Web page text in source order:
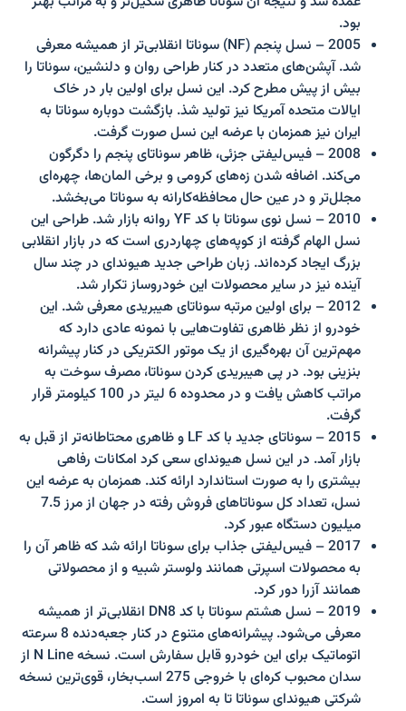
بود.
2005 – نسل پنجم (NF) سوناتا انقلابی‌تر از همیشه معرفی
شد. آپشن‌های متعدد در کنار طراحی روان و دلنشین، سوناتا را
بیش از پیش مطرح کرد. این نسل برای اولین بار در خاک
ایالات متحده آمریکا نیز تولید شذ. بازگشت دوباره سوناتا به
ایران نیز همزمان با عرضه این نسل صورت گرفت.
2008 – فیس‌لیفتی جزئی، ظاهر سوناتای پنجم را دگرگون
می‌کند. اضافه شدن زه‌های کرومی و برخی المان‌ها، چهره‌ای
مجلل‌تر و در عین حال محافظه‌کارانه به سوناتا می‌بخشد.
2010 – نسل نوی سوناتا با کد YF روانه بازار شد. طراحی این
نسل الهام گرفته از کوپه‌های چهاردری است که در بازار انقلابی
بزرگ ایجاد کرده‌اند. زبان طراحی جدید هیوندای در چند سال
آینده نیز در سایر محصولات این خودروساز تکرار شد.
2012 – برای اولین مرتبه سوناتای هیبریدی معرفی شد. این
خودرو از نظر ظاهری تفاوت‌هایی با نمونه عادی دارد که
مهم‌ترین آن بهره‌گیری از یک موتور الکتریکی در کنار پیشرانه
بنزینی بود. در پی هیبریدی کردن سوناتا، مصرف سوخت به
مراتب کاهش یافت و در محدوده 6 لیتر در 100 کیلومتر قرار
گرفت.
2015 – سوناتای جدید با کد LF و ظاهری محتاطانه‌تر از قبل به
بازار آمد. در این نسل هیوندای سعی کرد امکانات رفاهی
بیشتری را به صورت استاندارد ارائه کند. همزمان به عرضه این
نسل، تعداد کل سوناتاهای فروش رفته در جهان از مرز 7.5
میلیون دستگاه عبور کرد.
2017 – فیس‌لیفتی جذاب برای سوناتا ارائه شد که ظاهر آن را
به محصولات اسپرتی همانند ولوستر شبیه و از محصولاتی
همانند آزرا دور کرد.
2019 – نسل هشتم سوناتا با کد DN8 انقلابی‌تر از همیشه
معرفی می‌شود. پیشرانه‌های متنوع در کنار جعبه‌دنده 8 سرعته
اتوماتیک برای این خودرو قابل سفارش است. نسخه N Line از
سدان محبوب کره‌ای با خروجی 275 اسب‌بخار، قوی‌ترین نسخه
شرکتی هیوندای سوناتا تا به امروز است.